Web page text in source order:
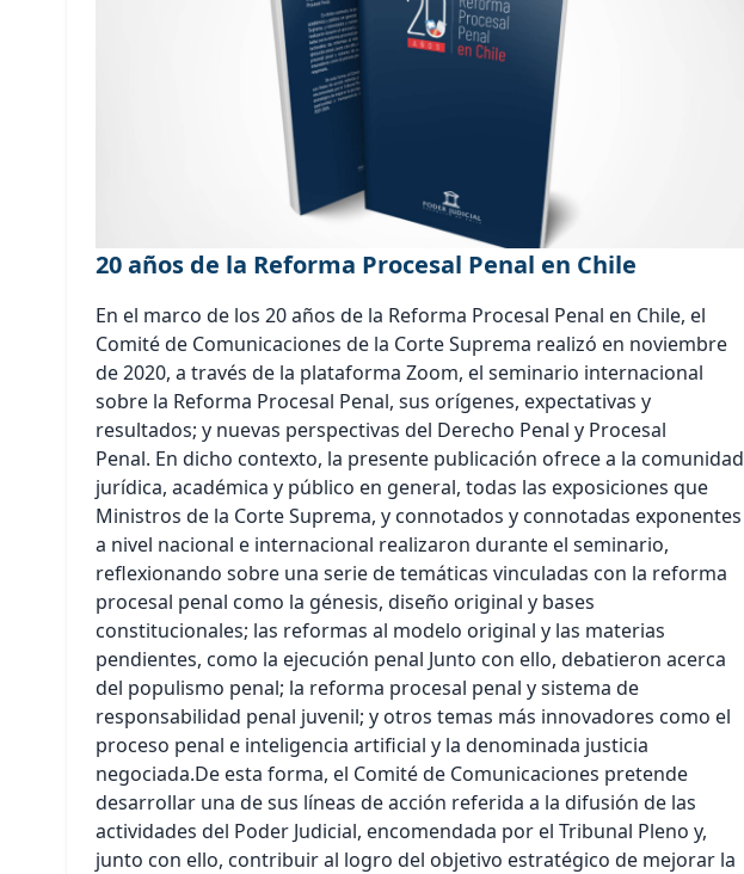
20 años de la Reforma Procesal Penal en Chile
En el marco de los 20 años de la Reforma Procesal Penal en Chile, el
Comité de Comunicaciones de la Corte Suprema realizó en noviembre
de 2020, a través de la plataforma Zoom, el seminario internacional
sobre la Reforma Procesal Penal, sus orígenes, expectativas y
resultados; y nuevas perspectivas del Derecho Penal y Procesal
Penal. En dicho contexto, la presente publicación ofrece a la comunidad
jurídica, académica y público en general, todas las exposiciones que
Ministros de la Corte Suprema, y connotados y connotadas exponentes
a nivel nacional e internacional realizaron durante el seminario,
reflexionando sobre una serie de temáticas vinculadas con la reforma
procesal penal como la génesis, diseño original y bases
constitucionales; las reformas al modelo original y las materias
pendientes, como la ejecución penal Junto con ello, debatieron acerca
del populismo penal; la reforma procesal penal y sistema de
responsabilidad penal juvenil; y otros temas más innovadores como el
proceso penal e inteligencia artificial y la denominada justicia
negociada.De esta forma, el Comité de Comunicaciones pretende
desarrollar una de sus líneas de acción referida a la difusión de las
actividades del Poder Judicial, encomendada por el Tribunal Pleno y,
junto con ello, contribuir al logro del objetivo estratégico de mejorar la